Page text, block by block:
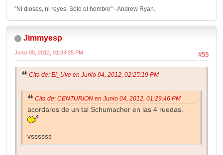
"Ni dioses, ni reyes. Sólo el hombre" - Andrew Ryan.
Jimmyesp
#55
Junio 05, 2012, 01:59:25 PM
Cita de: El_Uve en Junio 04, 2012, 02:25:19 PM
Cita de: CENTURION en Junio 04, 2012, 01:29:46 PM
acordaros de un tal Schumacher en las 4 ruedas.
vssssss